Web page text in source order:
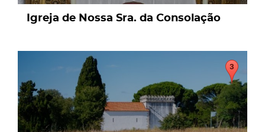
Igreja de Nossa Sra. da Consolação